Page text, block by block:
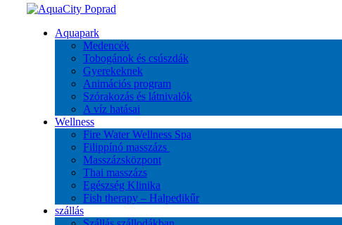
Aquapark
Medencék
Tobogánok és csúszdák
Gyerekeknek
Animációs program
Szórakozás és látnivalók
A víz hatásai
Wellness
Fire Water Wellness Spa
Filippínó masszázs
Masszázsközpont
Thai masszázs
Egészség Klinika
Fish therapy – Halpedikűr
szállás